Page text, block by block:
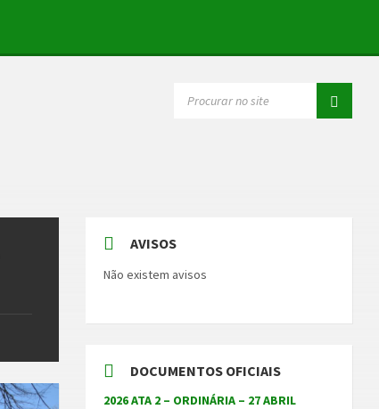
AVISOS
Não existem avisos
DOCUMENTOS OFICIAIS
2026 ATA 2 – ORDINÁRIA – 27 ABRIL